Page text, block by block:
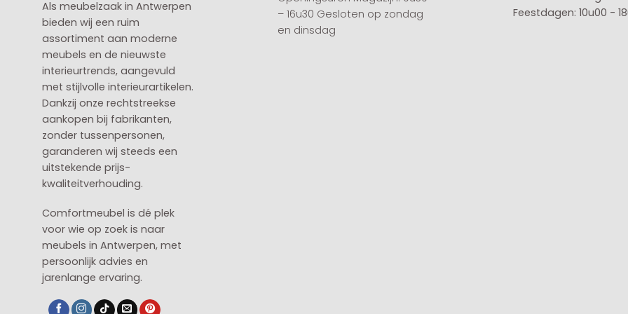
Als meubelzaak in Antwerpen
bieden wij een ruim
assortiment aan moderne
meubels en de nieuwste
interieurtrends, aangevuld
met stijlvolle interieurartikelen.
Dankzij onze rechtstreekse
aankopen bij fabrikanten,
zonder tussenpersonen,
garanderen wij steeds een
uitstekende prijs-
kwaliteitverhouding.
Comfortmeubel is dé plek
voor wie op zoek is naar
meubels in Antwerpen, met
persoonlijk advies en
jarenlange ervaring.
– 16u30 Gesloten op zondag
en dinsdag
Feestdagen: 10u00 -